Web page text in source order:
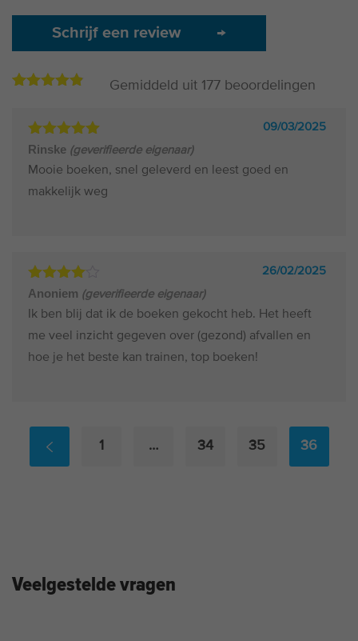
Schrijf een review →
van
Gemiddeld uit 177beoordelingen
Gewaardeerd
uit 5
Rinske (geverifieerde eigenaar)
09/03/2025
Mooie boeken, snel geleverd en leest goed en
makkelijk weg
Gewaardeerd
Anoniem (geverifieerde eigenaar)
26/02/2025
Ik ben blij dat ik de boeken gekocht heb. Het heeft
me veel inzicht gegeven over (gezond) afvallen en
hoe je het beste kan trainen, top boeken!
1 … 34 35 36
Veelgestelde vragen